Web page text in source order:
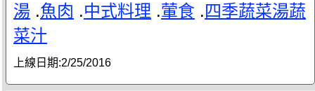
湯 .魚肉 .中式料理 .葷食 . 四季蔬菜湯蔬
菜汁
上線日期:2/25/2016